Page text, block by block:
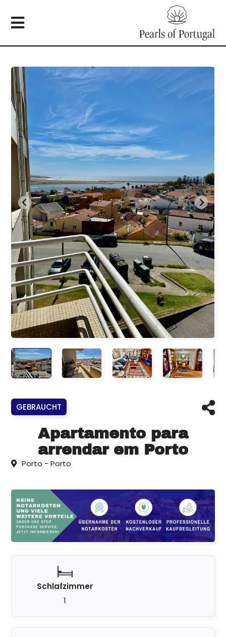
GEBRAUCHT
Apartamento para
arrendar em Porto
Porto - Porto
Schlafzimmer
1